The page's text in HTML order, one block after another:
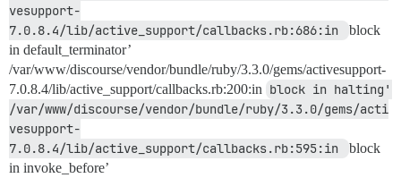
vesupport-
7.0.8.4/lib/active_support/callbacks.rb:686:in
block
in default_terminator’
/var/www/discourse/vendor/bundle/ruby/3.3.0/gems/activesupport-
7.0.8.4/lib/active_support/callbacks.rb:200:in block in halting'
/var/www/discourse/vendor/bundle/ruby/3.3.0/gems/acti
vesupport-
7.0.8.4/lib/active_support/callbacks.rb:595:in
block
in invoke_before’